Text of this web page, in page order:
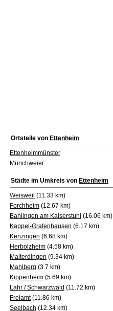
Ortsteile von Ettenheim
Ettenheimmünster
Münchweier
Städte im Umkreis von Ettenheim
Weisweil (11.33 km)
Forchheim (12.67 km)
Bahlingen am Kaiserstuhl (16.06 km)
Kappel-Grafenhausen (6.17 km)
Kenzingen (6.68 km)
Herbolzheim (4.58 km)
Malterdingen (9.34 km)
Mahlberg (3.7 km)
Kippenheim (5.69 km)
Lahr / Schwarzwald (11.72 km)
Freiamt(11.86 km)
Seelbach (12.34 km)